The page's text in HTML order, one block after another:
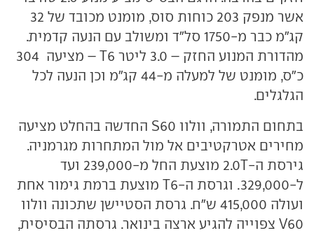
אשר מנפק 203 כוחות סוס, מומנט מכובד של 32
קג"מ כבר מ-1750 סל"ד ומשולב עם הנעה קדמית.
מהדורת המנוע החזק – 3.0 ליטר T6
– מציעה 304
כ"ס, מומנט של למעלה מ-44 קג"מ וכן הנעה לכל
הגלגלים.
בתחום התמורה, וולוו S60
החדשה בהחלט מציעה
מחירים אטרקטיבים אל מול המתחרות מגרמניה.
גירסת ה-2.0T
מוצעת החל מ-239,000 ועד
ל-329,000. וגרסת ה-T6
מוצעת ברמת גימור אחת
ועולה 415,000 ש"ח. גרסת הסטיישן שתכונה וולוו
V60 צפוייה להגיע ארצה בינואר. גרסתה הבסיסית,